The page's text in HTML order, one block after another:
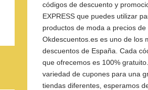
códigos de descuento y
EXPRESS que puedes utilizar
productos de moda a precios de
Okdescuentos.es es uno de los
descuentos de España. Cada
que ofrecemos es 100%
variedad de cupones para una
tiendas diferentes, esperamos